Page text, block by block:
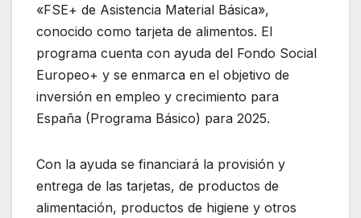
«FSE+ de Asistencia Material Básica»,
conocido como tarjeta de alimentos. El
programa cuenta con ayuda del Fondo Social
Europeo+ y se enmarca en el objetivo de
inversión en empleo y crecimiento para
España (Programa Básico) para 2025.
Con la ayuda se financiará la provisión y
entrega de las tarjetas, de productos de
alimentación, productos de higiene y otros